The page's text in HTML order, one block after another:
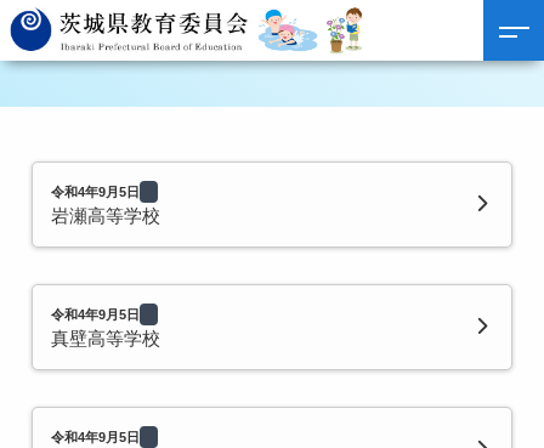
令和4年9月5日
岩瀬高等学校
令和4年9月5日
真壁高等学校
令和4年9月5日